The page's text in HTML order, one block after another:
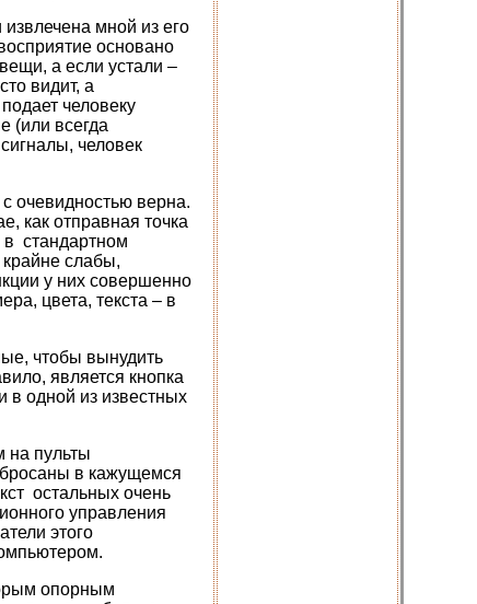
мной из его
основано
а если устали –
видит, а
человеку
(или всегда
человек
очевидностью верна.
как отправная точка
в стандартном
слабы,
у них совершенно
цвета, текста – в
чтобы вынудить
является кнопка
в одной из известных
на пульты
в кажущемся
остальных очень
управления
этого
опорным